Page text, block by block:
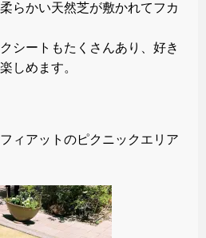
らかい天然芝が敷かれてフカ
シートもたくさんあり、好き
しめます。
ィアットのピクニックエリア